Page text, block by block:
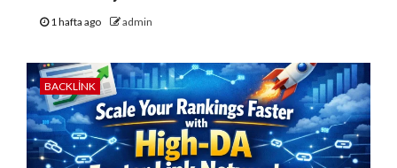
1 hafta ago admin
BACKLINK